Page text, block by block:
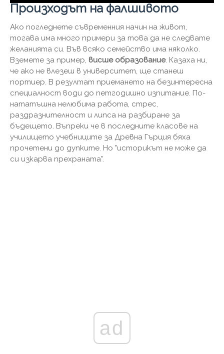
Произходът на фалшивото
Ако погледнете съвременния начин на живот,
тогава има много примери за това да не следвате
желанията си. Във всяко семейство има няколко.
Вземете за пример, висше образование. Казаха ни,
че ако не влезеш в университет, ще станеш
портиер. В резултат приемането на безинтересна
специалност води до петгодишно изпитание. По-
нататъшна нелюбима работа, стрес,
раздразнителност и липса на разбиране за
бъдещето. Въпреки че в последните класове на
училището учебниците за Древна Гърция бяха
прочетени до дупките. Но "историкът не може да
си изкарва прехраната".
ad